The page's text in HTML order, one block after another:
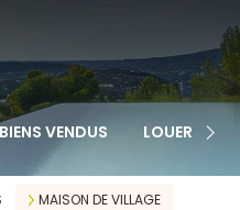
BIENS VENDUS LOUER
APPARTEMENTS
MAISONS
CABANONS
MAISON DE VILLAGE